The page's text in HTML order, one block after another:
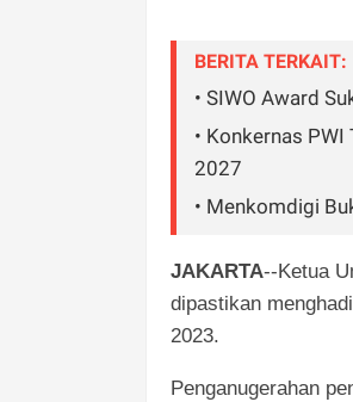
BERITA TERKAIT:
• SIWO Award
• Konkernas
2027
• Menkomdigi
JAKARTA--Ketua
dipastikan
2023.
Penganugerahan